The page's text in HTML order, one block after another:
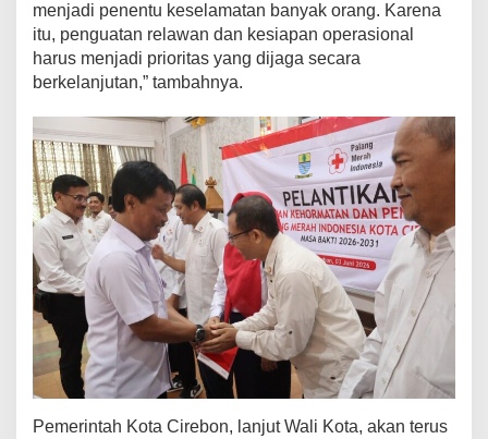
menjadi penentu keselamatan banyak orang. Karena
itu, penguatan relawan dan kesiapan operasional
harus menjadi prioritas yang dijaga secara
berkelanjutan,” tambahnya.
Pemerintah Kota Cirebon, lanjut Wali Kota, akan terus